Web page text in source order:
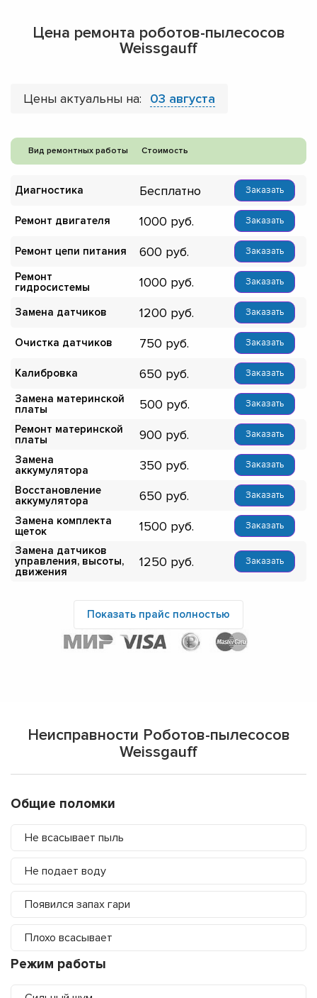
Цена ремонта роботов-пылесосов
Weissgauff
Цены актуальны на: 03 августа
Вид ремонтных работы Стоимость
Диагностика Бесплатно Заказать
Ремонт двигателя 1000 Заказать
Ремонт цепи питания 600 Заказать
Ремонт
гидросистемы
1000 Заказать
Замена датчиков 1200 Заказать
Очистка датчиков 750 Заказать
Калибровка 650 Заказать
Замена материнской
платы
500 Заказать
Ремонт материнской
платы
900 Заказать
Замена
аккумулятора
350 Заказать
Восстановление
аккумулятора
650 Заказать
Замена комплекта
щеток
1500 Заказать
Замена датчиков
управления, высоты,
движения
1250 Заказать
Показать прайс полностью
Неисправности Роботов-пылесосов
Weissgauff
Общие поломки
Не всасывает пыль
Не подает воду
Появился запах гари
Плохо всасывает
Режим работы